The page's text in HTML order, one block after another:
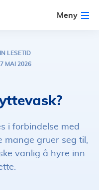
Meny
LESETID
MAI 2026
i forbindelse med
mange gruer seg til,
vanlig å hyre inn